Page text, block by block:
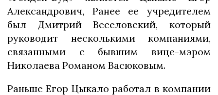
Александрович, Ранее ее учредителем
был Дмитрий Веселовский, который
руководит несколькими компаниями,
связанными с бывшим вице-мэром
Николаева Романом Васюковым.
Раньше Егор Цыкало работал в компании